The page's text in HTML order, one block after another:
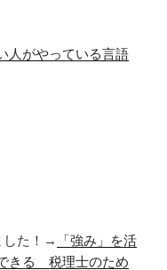
人がやっている言語
した！→
「強み」を活
きる 税理士のため